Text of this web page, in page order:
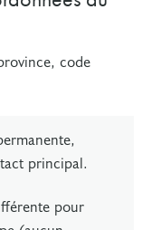
code
principal.
pour